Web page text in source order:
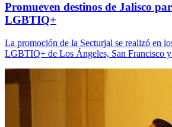
Promueven destinos de Jalisco
LGBTIQ+
La promoción de la Secturjal se realizó en
LGBTIQ+ de Los Ángeles, San Francisco y